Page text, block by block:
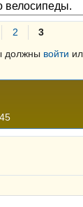
2
3
должны войти